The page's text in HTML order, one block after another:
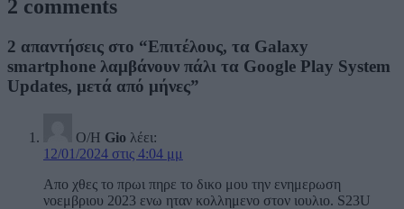
2 comments
2 απαντήσεις στο “Επιτέλους, τα Galaxy
smartphone λαμβάνουν πάλι τα Google Play System
Updates, μετά από μήνες”
Ο/Η Gio λέει:
12/01/2024 στις 4:04 μμ
Απο χθες το πρωι πηρε το δικο μου την ενημερωση
νοεμβριου 2023 ενω ηταν κολλημενο στον ιουλιο. S23U